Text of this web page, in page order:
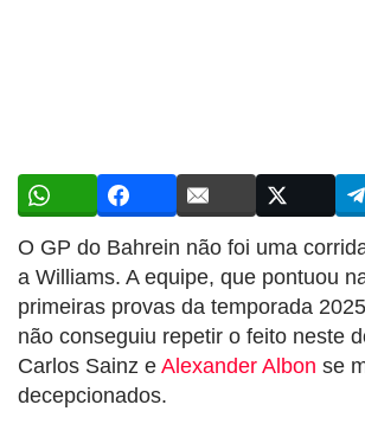
O GP do Bahrein não foi uma
a Williams. A equipe, que pontuou
primeiras provas da temporada
não conseguiu repetir o feito neste
Carlos Sainz e Alexander Albon se
decepcionados.